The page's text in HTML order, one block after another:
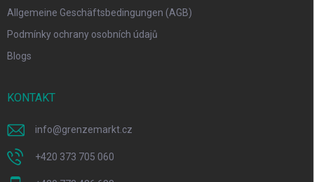
Allgemeine Geschäftsbedingungen (AGB)
Podmínky ochrany osobních údajů
Blogs
KONTAKT
info@grenzemarkt.cz
+420 373 705 060